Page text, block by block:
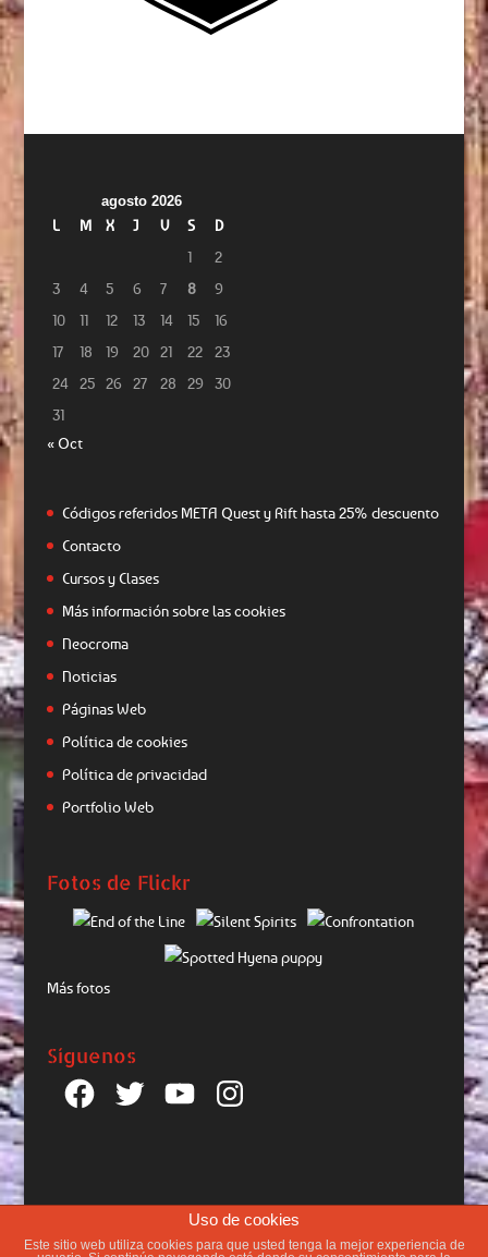
agosto 2026
L M X J V S
D
1
2
3
4 5 6 7 8
9
10
11 12 13 14 15
16
17
18 19 20 21 22
23
24
25 26 27 28 29
30
31
« Oct
Códigos referidos META Quest y Rift hasta 25% descuento
Contacto
Cursos y Clases
Más información sobre las cookies
Neocroma
Noticias
Páginas Web
Política de cookies
Política de privacidad
Portfolio Web
Fotos de Flickr
Más fotos
Síguenos
FacebookTwitter YouTubeInstagram
Uso de cookies
Este sitio web utiliza cookies para que usted tenga la mejor experiencia de